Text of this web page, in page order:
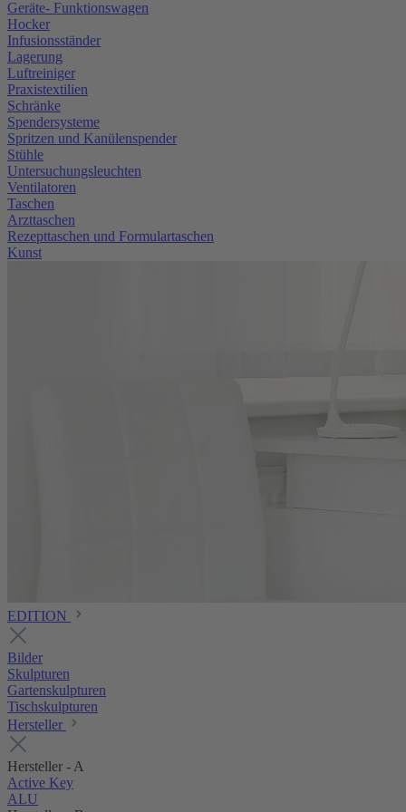
Geräte- Funktionswagen
Hocker
Infusionsständer
Lagerung
Luftreiniger
Praxistextilien
Schränke
Spendersysteme
Spritzen und Kanülenspender
Stühle
Untersuchungsleuchten
Ventilatoren
Taschen
Arzttaschen
Rezepttaschen und Formulartaschen
Kunst
EDITION
Bilder
Skulpturen
Gartenskulpturen
Tischskulpturen
Hersteller
Hersteller - A
Active Key
ALU